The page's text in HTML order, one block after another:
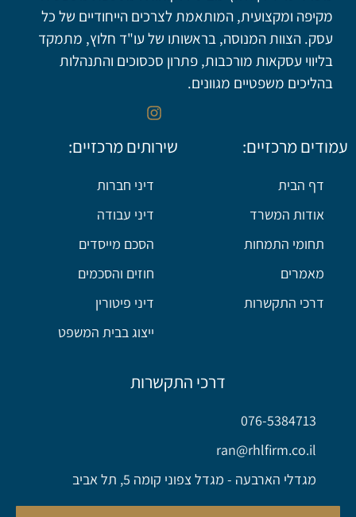
מקיפה ומקצועית, המותאמת לצרכים הייחודיים של כל
עסק. הצוות המנוסה, בראשותו של עו"ד חלוץ, מתמקד
בליווי עסקאות מורכבות, פתרון סכסוכים והתנהלות
בהליכים משפטיים מגוונים.
עמודים מרכזיים:
דף הבית
אודות המשרד
תחומי התמחות
מאמרים
דרכי התקשרות
שירותים מרכזיים:
דיני חברות
דיני עבודה
הסכם מייסדים
חוזים והסכמים
דיני פיטורין
ייצוג בבית המשפט
דרכי התקשרות
076-5384713
ran@rhlfirm.co.il
מגדלי הארבעה - מגדל צפוני קומה 5, תל אביב